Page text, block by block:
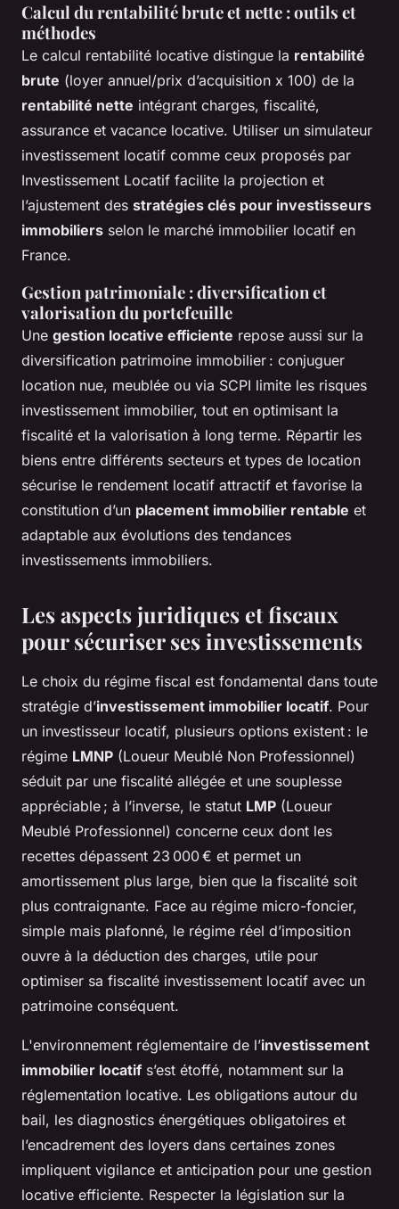
Calcul du rentabilité brute et nette : outils et
méthodes
Le calcul rentabilité locative distingue la rentabilité
brute (loyer annuel/prix d’acquisition x 100) de la
rentabilité nette intégrant charges, fiscalité,
assurance et vacance locative. Utiliser un simulateur
investissement locatif comme ceux proposés par
Investissement Locatif facilite la projection et
l’ajustement des stratégies clés pour investisseurs
immobiliers selon le marché immobilier locatif en
France.
Gestion patrimoniale : diversification et
valorisation du portefeuille
Une gestion locative efficiente repose aussi sur la
diversification patrimoine immobilier : conjuguer
location nue, meublée ou via SCPI limite les risques
investissement immobilier, tout en optimisant la
fiscalité et la valorisation à long terme. Répartir les
biens entre différents secteurs et types de location
sécurise le rendement locatif attractif et favorise la
constitution d’un placement immobilier rentable et
adaptable aux évolutions des tendances
investissements immobiliers.
Les aspects juridiques et fiscaux
pour sécuriser ses investissements
Le choix du régime fiscal est fondamental dans toute
stratégie d’investissement immobilier locatif. Pour
un investisseur locatif, plusieurs options existent : le
régime LMNP (Loueur Meublé Non Professionnel)
séduit par une fiscalité allégée et une souplesse
appréciable ; à l’inverse, le statut LMP (Loueur
Meublé Professionnel) concerne ceux dont les
recettes dépassent 23 000 € et permet un
amortissement plus large, bien que la fiscalité soit
plus contraignante. Face au régime micro-foncier,
simple mais plafonné, le régime réel d’imposition
ouvre à la déduction des charges, utile pour
optimiser sa fiscalité investissement locatif avec un
patrimoine conséquent.
L'environnement réglementaire de l’investissement
immobilier locatif s’est étoffé, notamment sur la
réglementation locative. Les obligations autour du
bail, les diagnostics énergétiques obligatoires et
l’encadrement des loyers dans certaines zones
impliquent vigilance et anticipation pour une gestion
locative efficiente. Respecter la législation sur la